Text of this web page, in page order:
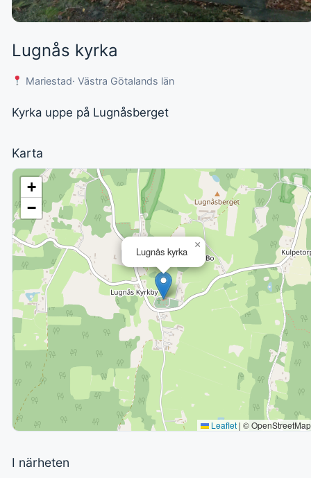
Lugnås kyrka
Mariestad· Västra Götalands län
Kyrka uppe på Lugnåsberget
Karta
Lugnås kyrka
×
+
−
Leaflet | © OpenStreetMap
I närheten